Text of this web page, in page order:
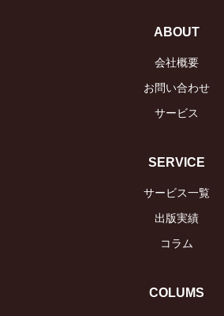
ABOUT
会社概要
お問い合わせ
サービス
SERVICE
サービス一覧
出版実績
コラム
COLUMS